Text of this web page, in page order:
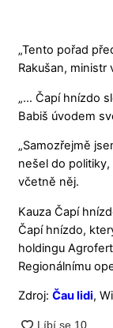
„Tento pořad
Rakušan,
„… Čapí hnízdo
Babiš úvodem
„Samozřejmě
nešel do
včetně něj.
Kauza Čapí
Čapí hnízdo,
holdingu
Regionálnímu
Zdroj: Čau lidi,